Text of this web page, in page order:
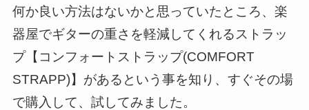
何か良い方法はないかと思っていたところ、楽
器屋でギターの重さを軽減してくれるストラッ
プ【コンフォートストラップ(COMFORT
STRAPP)】があるという事を知り、すぐその場
で購入して、試してみました。